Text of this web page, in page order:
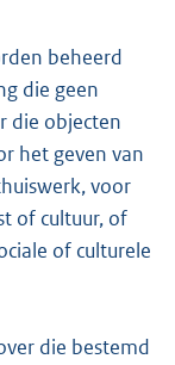
beheerd
die geen
die objecten
het geven van
voor
of cultuur, of
of culturele
die bestemd